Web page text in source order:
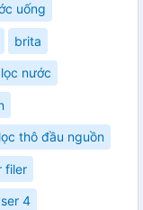
uống
brita
nước
thô đầu nguồn
filer
4